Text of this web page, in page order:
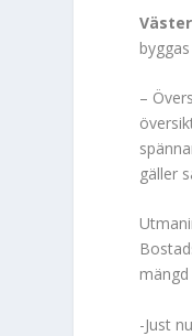
–
gäller
-Just